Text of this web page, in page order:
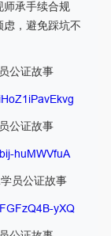
师承手续合规
，避免踩坑不
公证故事
公证故事
huMWVfuA
员公证故事
yXQ